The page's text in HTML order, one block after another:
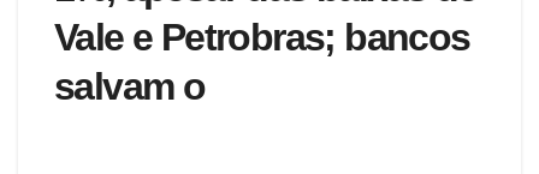
Vale e Petrobras; bancos
salvam o